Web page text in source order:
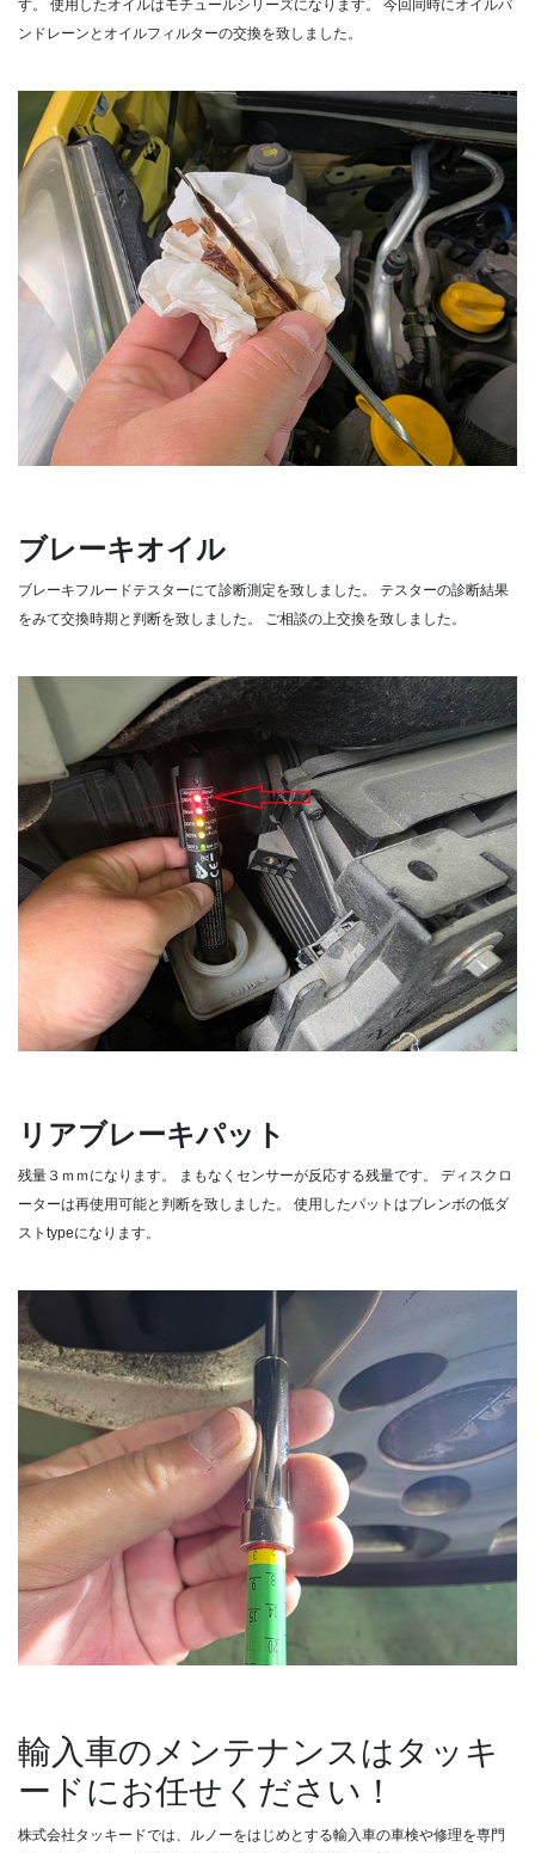
す。
使用したオイルはモチュールシリーズになります。
今回同時にオイルパ
ンドレーンとオイルフィルターの交換を致しました。
ブレーキオイル
ブレーキフルードテスターにて診断測定を致しました。
テスターの診断結果
をみて交換時期と判断を致しました。
ご相談の上交換を致しました。
リアブレーキパット
残量３ｍｍになります。 まもなくセンサーが反応する残量です。
ディスクロ
ーターは再使用可能と判断を致しました。
使用したパットはブレンボの低ダ
ストtypeになります。
輸入車のメンテナンスはタッキ
ードにお任せください！
株式会社タッキードでは、ルノーをはじめとする輸入車の車検や修理を専門